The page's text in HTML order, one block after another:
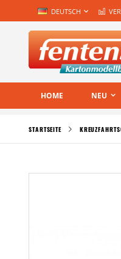
Zum
Inhalt
springen
SPRACHEDEUTSCH
HOME NEU
STARTSEITE